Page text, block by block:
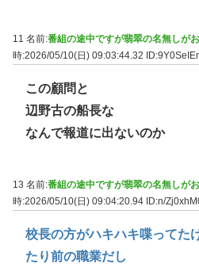
11 名前:番組の途中ですが翡翠の名無しが
時:2026/05/10(日) 09:03:44.32
この顧問と
辺野古の船長な
なんで報道に出ないのか
13 名前:番組の途中ですが翡翠の名無しが
時:2026/05/10(日) 09:04:20.94 ID:n/
校長の方がハキハキ喋ってた
たり前の職業だし